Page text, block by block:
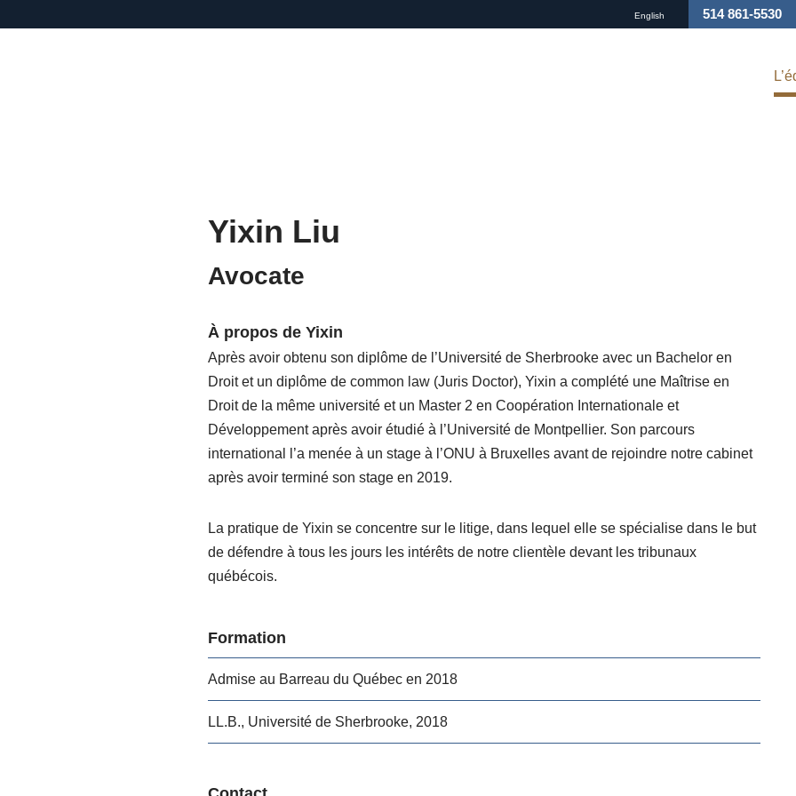
English 514 861-5530
Yixin Liu
Avocate
À propos de Yixin
Après avoir obtenu son diplôme de l’Université de Sherbrooke avec un Bachelor en
Droit et un diplôme de common law (Juris Doctor), Yixin a complété une Maîtrise en
Droit de la même université et un Master 2 en Coopération Internationale et
Développement après avoir étudié à l’Université de Montpellier. Son parcours
international l’a menée à un stage à l’ONU à Bruxelles avant de rejoindre notre cabinet
après avoir terminé son stage en 2019.
La pratique de Yixin se concentre sur le litige, dans lequel elle se spécialise dans le but
de défendre à tous les jours les intérêts de notre clientèle devant les tribunaux
québécois.
Formation
Admise au Barreau du Québec en 2018
LL.B., Université de Sherbrooke, 2018